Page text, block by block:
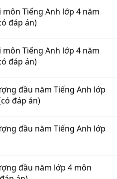
Tiếng Anh lớp 4 năm
đáp án)
Tiếng Anh lớp 4 năm
đáp án)
đầu năm Tiếng Anh lớp
đáp án)
đầu năm Tiếng Anh lớp
đầu năm lớp 4 môn